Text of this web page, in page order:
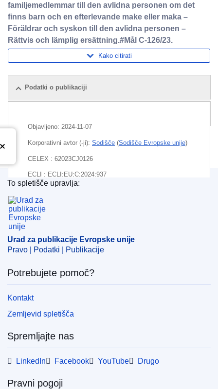
familjemedlemmar till den avlidna personen om det
finns barn och en efterlevande make eller maka –
Föräldrar och syskon till den avlidna personen –
Rättvis och lämplig ersättning.#Mål C-126/23.
Kako citirati
Podatki o publikaciji
Objavljeno: 2024-11-07
Korporativni avtor (-ji): Sodišče (Sodišče Evropske unije)
CELEX : 62023CJ0126
ECLI : ECLI:EU:C:2024:937
Urad za publikacije Evropske unije
To spletišče upravlja:
Urad za publikacije Evropske unije
Pravo | Podatki | Publikacije
Potrebujete pomoč?
Kontakt
Zemljevid spletišča
Spremljajte nas
LinkedIn Facebook YouTube Drugo
Pravni pogoji